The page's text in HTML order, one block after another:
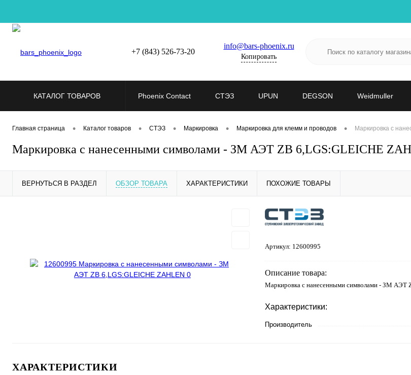
+7 (843) 526-73-20
info@bars-phoenix.ru
Копировать
КАТАЛОГ ТОВАРОВ Phoenix Contact СТЭЗ UPUN DEGSON Weidmuller
Главная страница • Каталог товаров • СТЭЗ • Маркировка • Маркировка для клемм и проводов • Маркировка с
Маркировка с нанесенными символами - ЗМ АЭТ ZB 6,LGS:GLEICHE
ВЕРНУТЬСЯ В РАЗДЕЛ ОБЗОР ТОВАРА ХАРАКТЕРИСТИКИ ПОХОЖИЕ ТОВАРЫ
Артикул: 12600995
Описание товара:
Маркировка с нанесенными символами - ЗМ АЭТ
Характеристики:
Производитель
ХАРАКТЕРИСТИКИ